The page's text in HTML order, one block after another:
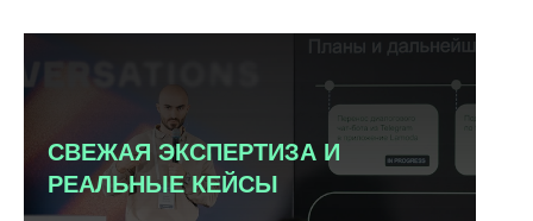
СВЕЖАЯ ЭКСПЕРТИЗА И
РЕАЛЬНЫЕ КЕЙСЫ